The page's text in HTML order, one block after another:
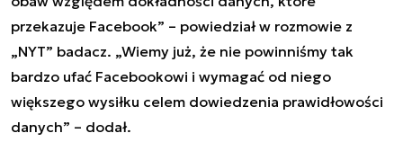
przekazuje Facebook” – powiedział w rozmowie z
„NYT” badacz. „Wiemy już, że nie powinniśmy tak
bardzo ufać Facebookowi i wymagać od niego
większego wysiłku celem dowiedzenia prawidłowości
danych” – dodał.